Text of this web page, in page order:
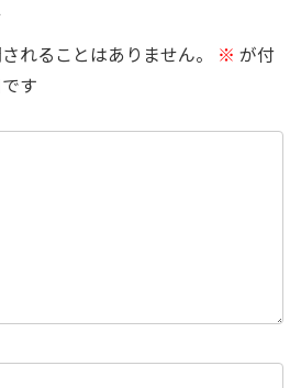
れることはありません。 ※ が付
す